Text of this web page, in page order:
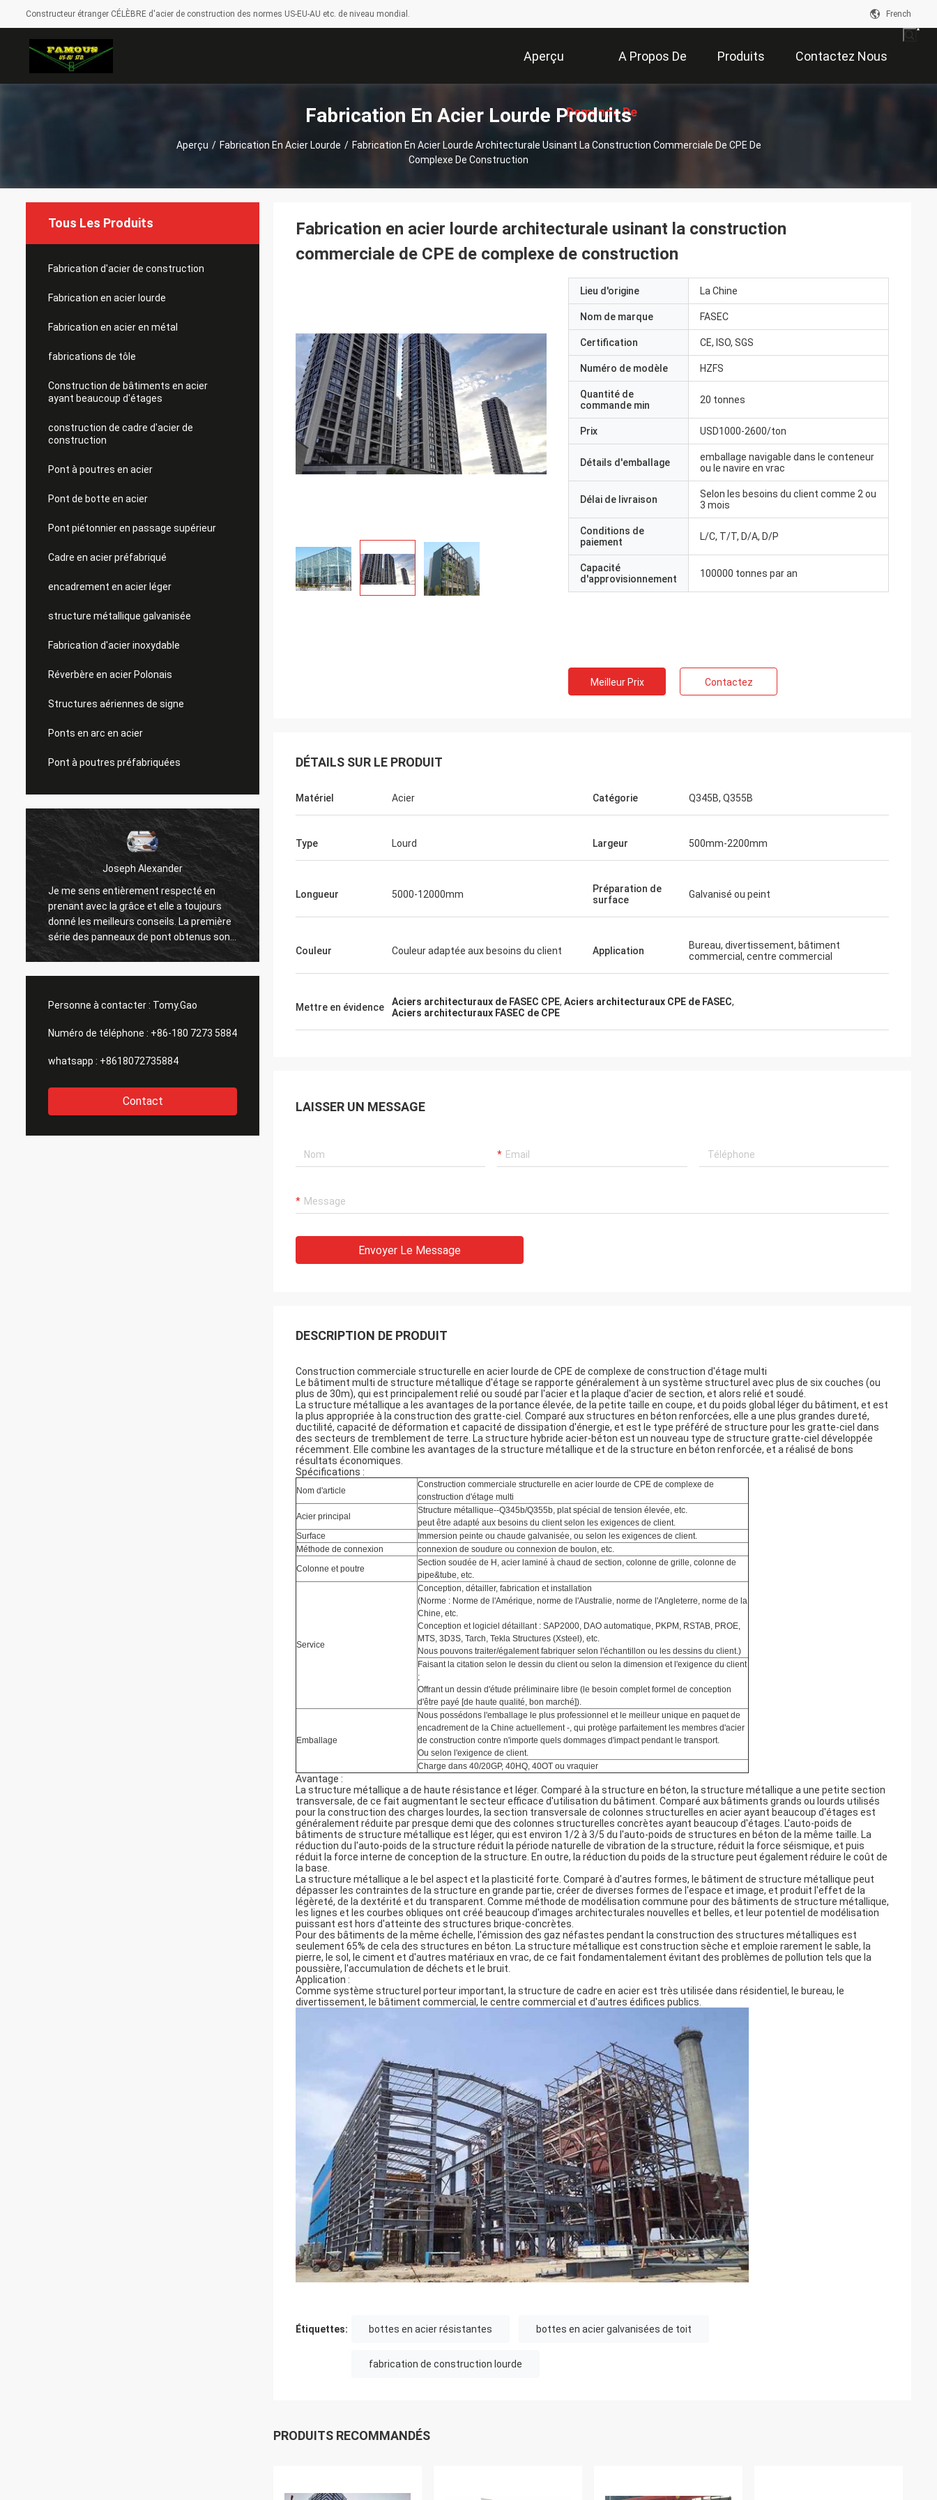
Constructeur étranger CÉLÈBRE d'acier de construction des normes US-EU-AU etc. de niveau mondial. French
Aperçu A Propos De Produits Contactez Nous
Demande De
Fabrication En Acier Lourde Produits
Aperçu / Fabrication En Acier Lourde / Fabrication En Acier Lourde Architecturale Usinant La Construction Commerciale De CPE De
Complexe De Construction
Tous Les Produits
Fabrication d'acier de construction
Fabrication en acier lourde
Fabrication en acier en métal
fabrications de tôle
Construction de bâtiments en acier
ayant beaucoup d'étages
construction de cadre d'acier de
construction
Pont à poutres en acier
Pont de botte en acier
Pont piétonnier en passage supérieur
Cadre en acier préfabriqué
encadrement en acier léger
structure métallique galvanisée
Fabrication d'acier inoxydable
Réverbère en acier Polonais
Structures aériennes de signe
Ponts en arc en acier
Pont à poutres préfabriquées
Joseph Alexander
Je me sens entièrement respecté en
prenant avec la grâce et elle a toujours
donné les meilleurs conseils. La première
série des panneaux de pont obtenus sont
grande aussi. merci tous.
Les bons membres de l'équipe toujours
des questions avec la patience, le grand
Personne à contacter : Tomy.Gao
Numéro de téléphone : +86-180 7273 5884
whatsapp : +8618072735884
Contact
Fabrication en acier lourde architecturale usinant la construction
commerciale de CPE de complexe de construction
Lieu d'origine La Chine
Nom de marque FASEC
Certification CE, ISO, SGS
Numéro de modèle HZFS
Quantité de
commande min
20 tonnes
Prix USD1000-2600/ton
Détails d'emballage
emballage navigable dans le conteneur
ou le navire en vrac
Délai de livraison
Selon les besoins du client comme 2 ou
3 mois
Conditions de
paiement
L/C, T/T, D/A, D/P
Capacité
d'approvisionnement
100000 tonnes par an
Meilleur Prix Contactez
DÉTAILS SUR LE PRODUIT
Matériel Acier Catégorie Q345B, Q355B
Type Lourd Largeur 500mm-2200mm
Longueur 5000-12000mm
Préparation de
surface
Galvanisé ou peint
Couleur Couleur adaptée aux besoins du client Application
Bureau, divertissement, bâtiment
commercial, centre commercial
Mettre en évidence Aciers architecturaux de FASEC CPE, Aciers architecturaux CPE de FASEC,
Aciers architecturaux FASEC de CPE
LAISSER UN MESSAGE
Envoyer Le Message
DESCRIPTION DE PRODUIT
Construction commerciale structurelle en acier lourde de CPE de complexe de construction d'étage multi
Le bâtiment multi de structure métallique d'étage se rapporte généralement à un système structurel avec plus de six couches (ou
plus de 30m), qui est principalement relié ou soudé par l'acier et la plaque d'acier de section, et alors relié et soudé.
La structure métallique a les avantages de la portance élevée, de la petite taille en coupe, et du poids global léger du bâtiment, et est
la plus appropriée à la construction des gratte-ciel. Comparé aux structures en béton renforcées, elle a une plus grandes dureté,
ductilité, capacité de déformation et capacité de dissipation d'énergie, et est le type préféré de structure pour les gratte-ciel dans
des secteurs de tremblement de terre. La structure hybride acier-béton est un nouveau type de structure gratte-ciel développée
récemment. Elle combine les avantages de la structure métallique et de la structure en béton renforcée, et a réalisé de bons
résultats économiques.
Spécifications :
Nom d'article
Construction commerciale structurelle en acier lourde de CPE de complexe de
construction d'étage multi
Acier principal
Structure métallique--Q345b/Q355b, plat spécial de tension élevée, etc.
peut être adapté aux besoins du client selon les exigences de client.
Surface
Immersion peinte ou chaude galvanisée, ou selon les exigences de client.
Méthode de connexion
connexion de soudure ou connexion de boulon, etc.
Colonne et poutre
Section soudée de H, acier laminé à chaud de section, colonne de grille, colonne de
pipe&tube, etc.
Service
Conception, détailler, fabrication et installation
(Norme : Norme de l'Amérique, norme de l'Australie, norme de l'Angleterre, norme de la
Chine, etc.
Conception et logiciel détaillant : SAP2000, DAO automatique, PKPM, RSTAB, PROE,
MTS, 3D3S, Tarch, Tekla Structures (Xsteel), etc.
Nous pouvons traiter/également fabriquer selon l'échantillon ou les dessins du client.)
Faisant la citation selon le dessin du client ou selon la dimension et l'exigence du client
;
Offrant un dessin d'étude préliminaire libre (le besoin complet formel de conception
d'être payé [de haute qualité, bon marché]).
Emballage
Nous possédons l'emballage le plus professionnel et le meilleur unique en paquet de
encadrement de la Chine actuellement -, qui protège parfaitement les membres d'acier
de construction contre n'importe quels dommages d'impact pendant le transport.
Ou selon l'exigence de client.
Charge dans 40/20GP, 40HQ, 40OT ou vraquier
Avantage :
La structure métallique a de haute résistance et léger. Comparé à la structure en béton, la structure métallique a une petite section
transversale, de ce fait augmentant le secteur efficace d'utilisation du bâtiment. Comparé aux bâtiments grands ou lourds utilisés
pour la construction des charges lourdes, la section transversale de colonnes structurelles en acier ayant beaucoup d'étages est
généralement réduite par presque demi que des colonnes structurelles concrètes ayant beaucoup d'étages. L'auto-poids de
bâtiments de structure métallique est léger, qui est environ 1/2 à 3/5 du l'auto-poids de structures en béton de la même taille. La
réduction du l'auto-poids de la structure réduit la période naturelle de vibration de la structure, réduit la force séismique, et puis
réduit la force interne de conception de la structure. En outre, la réduction du poids de la structure peut également réduire le coût de
la base.
La structure métallique a le bel aspect et la plasticité forte. Comparé à d'autres formes, le bâtiment de structure métallique peut
dépasser les contraintes de la structure en grande partie, créer de diverses formes de l'espace et image, et produit l'effet de la
légèreté, de la dextérité et du transparent. Comme méthode de modélisation commune pour des bâtiments de structure métallique,
les lignes et les courbes obliques ont créé beaucoup d'images architecturales nouvelles et belles, et leur potentiel de modélisation
puissant est hors d'atteinte des structures brique-concrètes.
Pour des bâtiments de la même échelle, l'émission des gaz néfastes pendant la construction des structures métalliques est
seulement 65% de cela des structures en béton. La structure métallique est construction sèche et emploie rarement le sable, la
pierre, le sol, le ciment et d'autres matériaux en vrac, de ce fait fondamentalement évitant des problèmes de pollution tels que la
poussière, l'accumulation de déchets et le bruit.
Application :
Comme système structurel porteur important, la structure de cadre en acier est très utilisée dans résidentiel, le bureau, le
divertissement, le bâtiment commercial, le centre commercial et d'autres édifices publics.
Étiquettes: bottes en acier résistantes bottes en acier galvanisées de toit
fabrication de construction lourde
PRODUITS RECOMMANDÉS